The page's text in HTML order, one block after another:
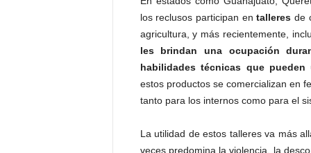
los reclusos participan entalleres de
agricultura, y más recientemente,
les brindan una ocupación
habilidades técnicas que
estos productos se comercializan en
tanto para los internos como para el
La utilidad de estos talleres va más
veces predomina la violencia, la